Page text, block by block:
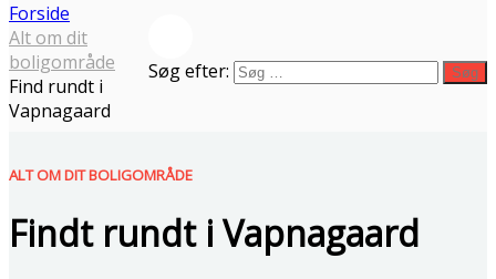
Søg efter: Søg
Forside
Alt om dit
boligområde
Find rundt i
Vapnagaard
ALT OM DIT BOLIGOMRÅDE
Findt rundt i Vapnagaard